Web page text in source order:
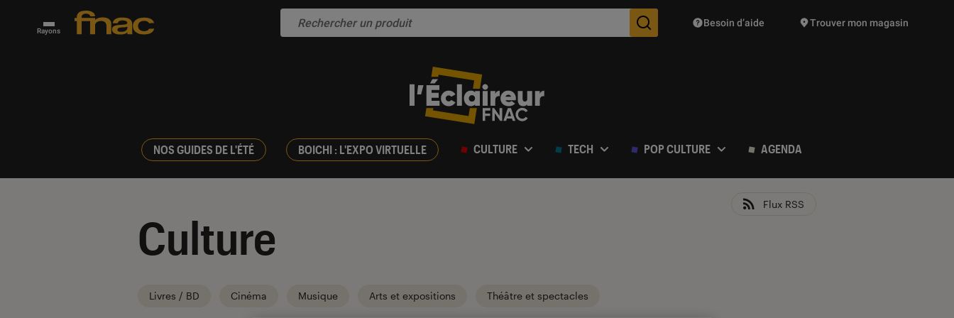
Rayons Des suggestions de produits vont vous être proposées
Besoin d’aide Trouver mon magasin
NOS GUIDES DE L'ÉTÉ BOICHI : L'EXPO VIRTUELLE CULTURE TECH POP CULTURE AGENDA
Culture
Flux RSS
Livres / BD Cinéma Musique Arts et expositions Théâtre et spectacles